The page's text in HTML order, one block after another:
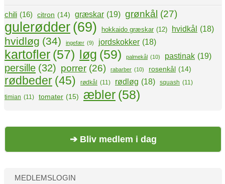
chili (16) citron (14) græskar (19) grønkål (27)
gulerødder (69) hokkaido græskar (12) hvidkål (18)
hvidløg (34) ingefær (9) jordskokker (18)
kartofler (57) løg (59) palmekål (10) pastinak (19)
persille (32) porrer (26) rabarber (10) rosenkål (14)
rødbeder (45) rødkål (11) rødløg (18) squash (11)
timian (11) tomater (15) æbler (58)
➔ Bliv medlem i dag
MEDLEMSLOGIN